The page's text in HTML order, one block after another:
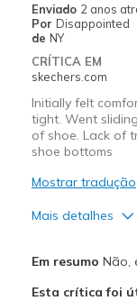
Going Out
Width
View On Shoes
Enviado 2 anos
Por Disappointed
de NY
CRÍTICA EM
skechers.com
Initially felt
tight. Went
of shoe. Lack of
shoe bottoms
Mostrar tradução
Mais detalhes
Em resumo Não,
Esta crítica foi